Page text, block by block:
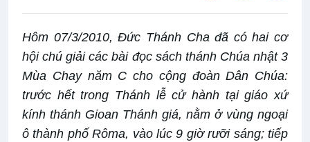
Hôm 07/3/2010, Đức Thánh Cha đã có hai cơ
hội chú giải các bài đọc sách thánh Chúa nhật 3
Mùa Chay năm C cho cộng đoàn Dân Chúa:
trước hết trong Thánh lễ cử hành tại giáo xứ
kính thánh Gioan Thánh giá, nằm ở vùng ngoại
ô thành phố Rôma, vào lúc 9 giờ rưỡi sáng; tiếp